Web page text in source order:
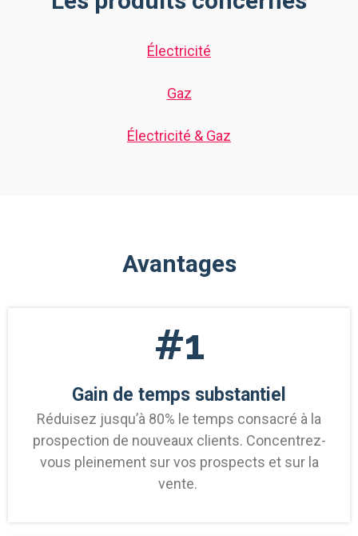
Électricité
Gaz
Électricité & Gaz
Avantages
#1
Gain de temps substantiel
Réduisez jusqu’à 80% le temps consacré à la
prospection de nouveaux clients. Concentrez-
vous pleinement sur vos prospects et sur la
vente.